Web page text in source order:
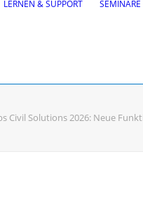
LERNEN & SUPPORT SEMINARE
Civil Solutions 2026: Neue